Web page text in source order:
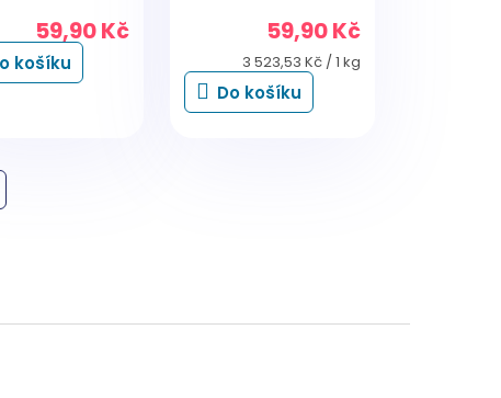
59,90 Kč
košíku
59,90 Kč
Měrná
cena:
3 523,53 Kč / 1 kg
Do košíku